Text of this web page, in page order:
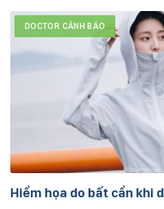
DOCTOR CẢNH BÁO
Hiểm họa do bất cẩn khi